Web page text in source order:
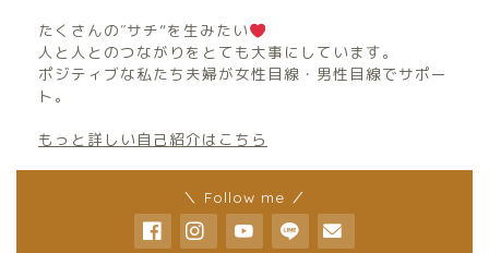
たくさんの″サチ”を生みたい
人と人とのつながりをとても大事にしています。
ポジティブな私たち夫婦が女性目線・男性目線でサポー
ト。
もっと詳しい自己紹介はこちら
＼ Follow me ／